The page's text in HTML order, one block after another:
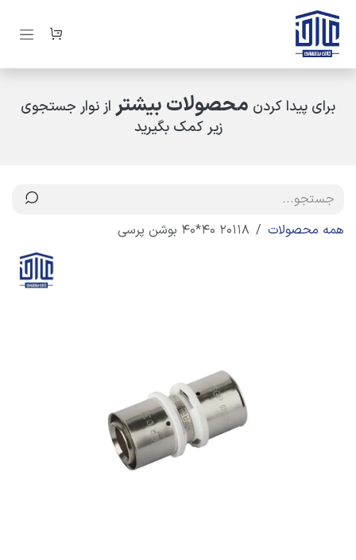
صرف نظر و مشاهده محتوا
برای پیدا کردن محصولات بیشتر از نوار جستجوی
زیر کمک بگیرید
همه محصولات 20118 40*40 بوشن پرسی